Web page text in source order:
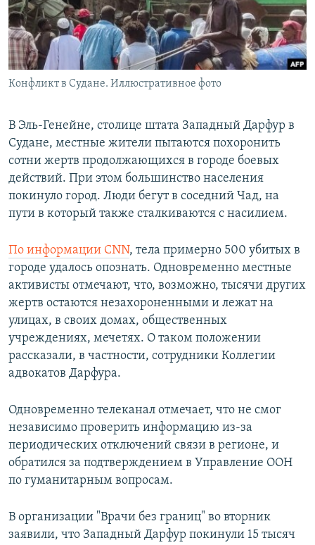
Конфликт в Судане. Иллюстративное фото
В Эль-Генейне, столице штата Западный Дарфур в
Судане, местные жители пытаются похоронить
сотни жертв продолжающихся в городе боевых
действий. При этом большинство населения
покинуло город. Люди бегут в соседний Чад, на
пути в который также сталкиваются с насилием.
По информации CNN, тела примерно 500 убитых в
городе удалось опознать. Одновременно местные
активисты отмечают, что, возможно, тысячи других
жертв остаются незахороненными и лежат на
улицах, в своих домах, общественных
учреждениях, мечетях. О таком положении
рассказали, в частности, сотрудники Коллегии
адвокатов Дарфура.
Одновременно телеканал отмечает, что не смог
независимо проверить информацию из-за
периодических отключений связи в регионе, и
обратился за подтверждением в Управление ООН
по гуманитарным вопросам.
В организации "Врачи без границ" во вторник
заявили, что Западный Дарфур покинули 15 тысяч